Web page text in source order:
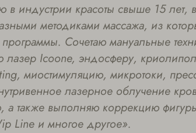
в индустрии красоты свыше 15 лет,
методиками массажа, из
программы. Сочетаю мануальные
Icoone, эндосферу,
миостимуляцию, микротоки,
лазерное облучение
а также выполняю коррекцию
Line и многое другое».